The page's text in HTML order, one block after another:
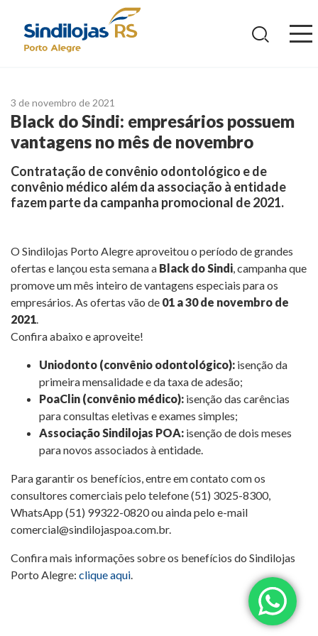
3 de novembro de 2021
Black do Sindi: empresários possuem
vantagens no mês de novembro
Contratação de convênio odontológico e de
convênio médico além da associação à entidade
fazem parte da campanha promocional de 2021.
O Sindilojas Porto Alegre aproveitou o período de grandes
ofertas e lançou esta semana a Black do Sindi, campanha que
promove um mês inteiro de vantagens especiais para os
empresários. As ofertas vão de 01 a 30 de novembro de
2021.
Confira abaixo e aproveite!
Uniodonto (convênio odontológico): isenção da
primeira mensalidade e da taxa de adesão;
PoaClin (convênio médico): isenção das carências
para consultas eletivas e exames simples;
Associação Sindilojas POA: isenção de dois meses
para novos associados à entidade.
Para garantir os benefícios, entre em contato com os
consultores comerciais pelo telefone (51) 3025-8300,
WhatsApp (51) 99322-0820 ou ainda pelo e-mail
comercial@sindilojaspoa.com.br.
Confira mais informações sobre os benefícios do Sindilojas
Porto Alegre: clique aqui.